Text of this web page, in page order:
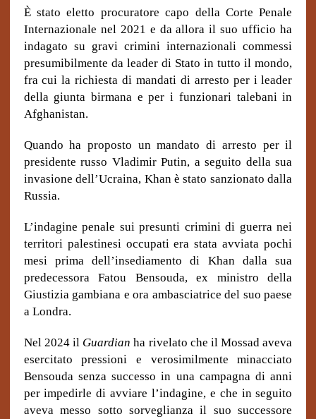
È stato eletto procuratore capo della Corte Penale
Internazionale nel 2021 e da allora il suo ufficio ha
indagato su gravi crimini internazionali commessi
presumibilmente da leader di Stato in tutto il mondo,
fra cui la richiesta di mandati di arresto per i leader
della giunta birmana e per i funzionari talebani in
Afghanistan.
Quando ha proposto un mandato di arresto per il
presidente russo Vladimir Putin, a seguito della sua
invasione dell’Ucraina, Khan è stato sanzionato dalla
Russia.
L’indagine penale sui presunti crimini di guerra nei
territori palestinesi occupati era stata avviata pochi
mesi prima dell’insediamento di Khan dalla sua
predecessora Fatou Bensouda, ex ministro della
Giustizia gambiana e ora ambasciatrice del suo paese
a Londra.
Nel 2024 il Guardian ha rivelato che il Mossad aveva
esercitato pressioni e verosimilmente minacciato
Bensouda senza successo in una campagna di anni
per impedirle di avviare l’indagine, e che in seguito
aveva messo sotto sorveglianza il suo successore